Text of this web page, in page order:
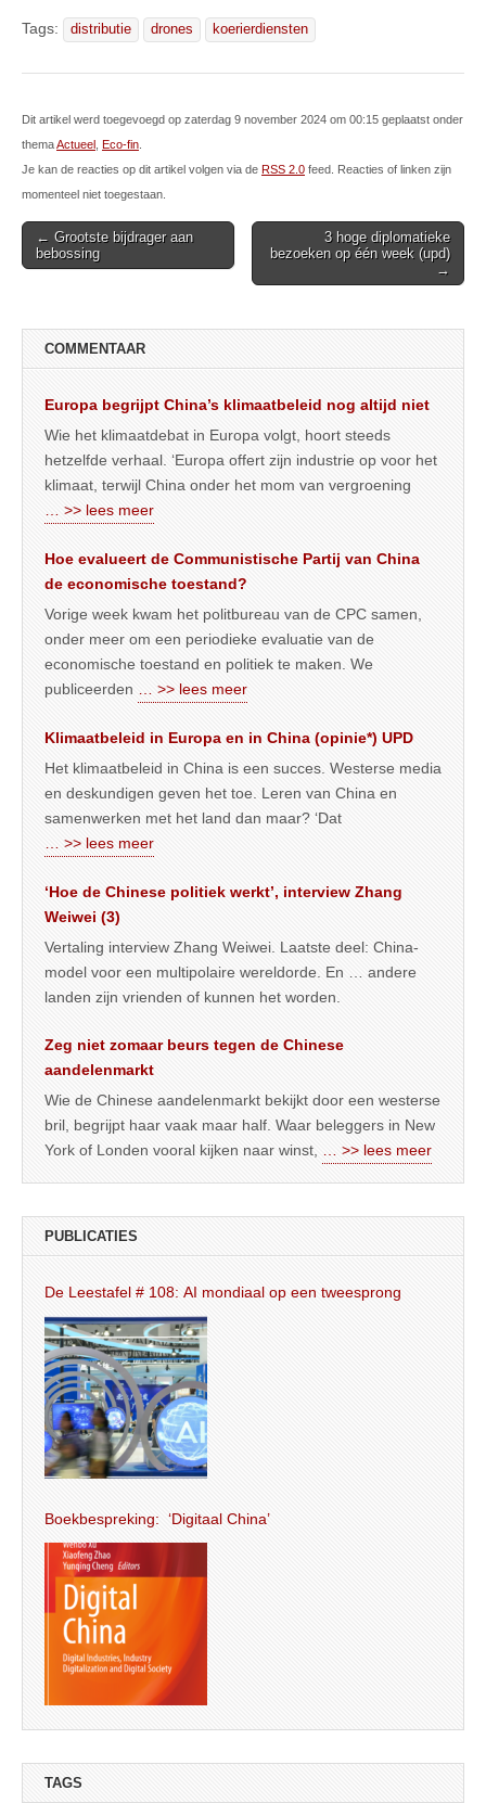
Tags: distributie drones koerierdiensten
Dit artikel werd toegevoegd op zaterdag 9 november 2024 om 00:15 geplaatst onder
themaActueel Eco-fin
Je kan de reacties op dit artikel volgen via de RSS 2.0 feed. Reacties of linken zijn
momenteel niet toegestaan.
Post
navigation
← Grootste bijdrager aan
bebossing
3 hoge diplomatieke
bezoeken op één week (upd)
→
COMMENTAAR
Europa begrijpt China’s klimaatbeleid nog altijd niet
Wie het klimaatdebat in Europa volgt, hoort steeds
hetzelfde verhaal. ‘Europa offert zijn industrie op voor het
klimaat, terwijl China onder het mom van vergroening
… >> lees meer
Hoe evalueert de Communistische Partij van China
de economische toestand?
Vorige week kwam het politbureau van de CPC samen,
onder meer om een periodieke evaluatie van de
economische toestand en politiek te maken. We
publiceerden
… >> lees meer
Klimaatbeleid in Europa en in China (opinie*) UPD
Het klimaatbeleid in China is een succes. Westerse media
en deskundigen geven het toe. Leren van China en
samenwerken met het land dan maar? ‘Dat
… >> lees meer
‘Hoe de Chinese politiek werkt’, interview Zhang
Weiwei (3)
Vertaling interview Zhang Weiwei. Laatste deel: China-
model voor een multipolaire wereldorde. En … andere
landen zijn vrienden of kunnen het worden.
Zeg niet zomaar beurs tegen de Chinese
aandelenmarkt
Wie de Chinese aandelenmarkt bekijkt door een westerse
bril, begrijpt haar vaak maar half. Waar beleggers in New
York of Londen vooral kijken naar winst,
… >> lees meer
PUBLICATIES
De Leestafel # 108: AI mondiaal op een tweesprong
Boekbespreking: ‘Digitaal China’
TAGS